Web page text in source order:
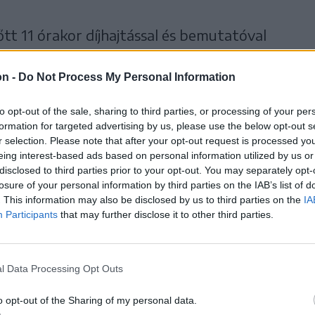
- Do Not Process My Personal Information
opt-out of the sale, sharing to third parties, or processing of your
for targeted advertising by us, please use the below opt-out
selection. Please note that after your opt-out request is processed
interest-based ads based on personal information utilized by us
to third parties prior to your opt-out. You may separately
of your personal information by third parties on the IAB’s list of
This information may also be disclosed by us to third parties on the
Participants that may further disclose it to other third parties.
Data Processing Opt Outs
opt-out of the Sharing of my personal data.
11 órakor díjhajtással és bemutatóval
megnyitót követően kezdődik a
egész napos kísérőprogramok is
kézműves foglalkozások várják a
a lovasbemutatója,
és kaszkadőr-show is